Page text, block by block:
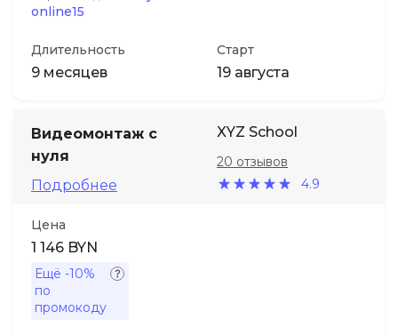
online15
Длительность
9 месяцев
Старт
19 августа
Видеомонтаж с
нуля
Подробнее
XYZ School
4.9
20 отзывов
Цена
1 146 BYN
Ещё -10%
по
промокоду